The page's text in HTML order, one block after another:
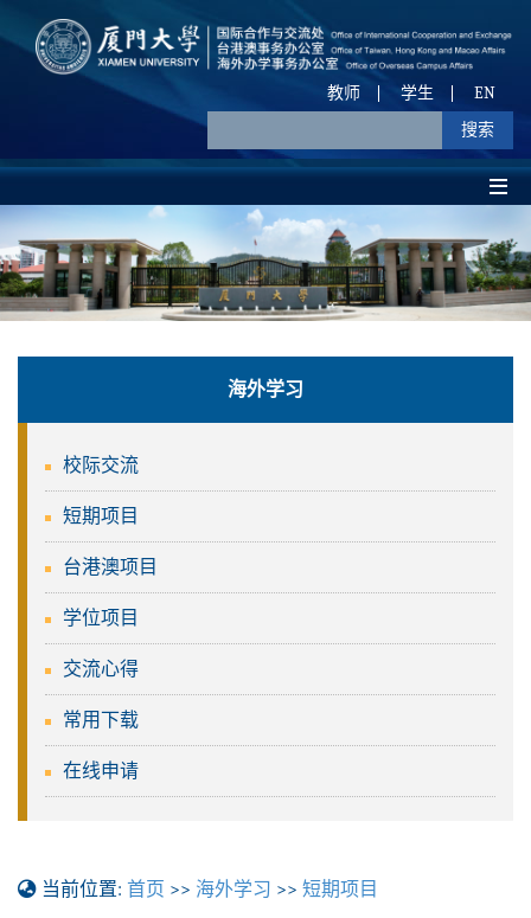
教师 学生 EN
海外学习
校际交流
短期项目
台港澳项目
学位项目
交流心得
常用下载
在线申请
当前位置: 首页 >> 海外学习 >> 短期项目